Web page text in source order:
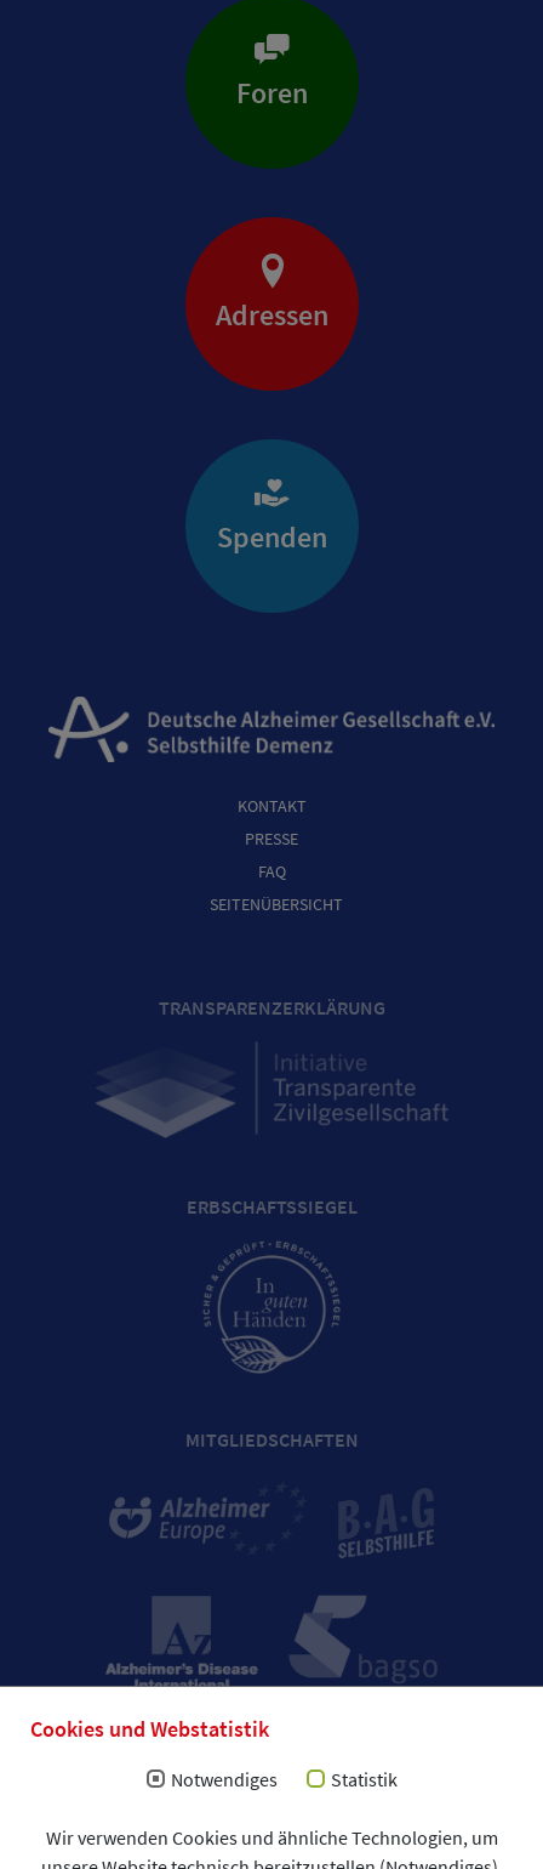
Cookies und Webstatistik
Notwendiges Statistik
Wir verwenden Cookies und ähnliche Technologien, um
Foren
Adressen
Spenden
KONTAKT
PRESSE
FAQ
SEITENÜBERSICHT
TRANSPARENZERKLÄRUNG
ERBSCHAFTSSIEGEL
MITGLIEDSCHAFTEN
Impressum